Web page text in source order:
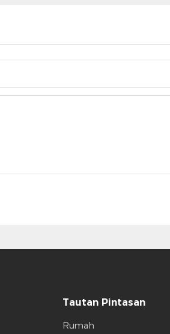
Tautan Pintasan
Rumah